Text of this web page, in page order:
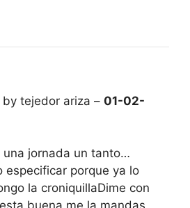
by tejedor ariza – 01-02-
jornada un tanto…
especificar porque ya lo
la croniquillaDime con
buena me la mandas